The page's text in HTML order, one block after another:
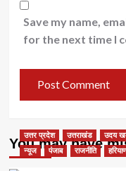
Save my name,
for the next time I
You may have
उत्तर प्रदेश उत्तराखंड उदय
न्यूज
पंजाब राजनीति